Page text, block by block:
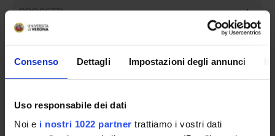
Consenso Dettagli Impostazioni degli annunci
Uso responsabile dei dati
Noi e i nostri 1022 partner trattiamo i vostri dati
PROGETTI
ORGANIZZAZIONE